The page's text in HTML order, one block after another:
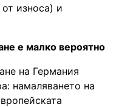
износа) и
е малко вероятно
на Германия
намаляването на